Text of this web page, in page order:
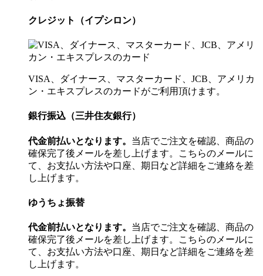
クレジット（イプシロン）
VISA、ダイナース、マスターカード、JCB、アメリカ
ン・エキスプレスのカードがご利用頂けます。
銀行振込（三井住友銀行）
代金前払いとなります。 当店でご注文を確認、商品の
確保完了後メールを差し上げます。こちらのメールに
て、お支払い方法や口座、期日など詳細をご連絡を差
し上げます。
ゆうちょ振替
代金前払いとなります。 当店でご注文を確認、商品の
確保完了後メールを差し上げます。こちらのメールに
て、お支払い方法や口座、期日など詳細をご連絡を差
し上げます。